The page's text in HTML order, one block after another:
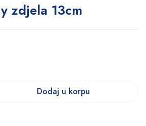
zdjela 13cm
Dodaj u korpu